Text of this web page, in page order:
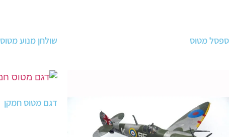
ספסל מטוס שולחן מנוע מטוס
דגם מטוס חמקן